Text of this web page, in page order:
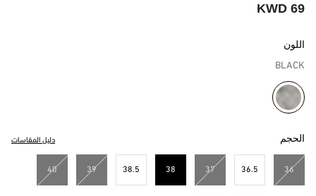
69 KWD
اللون
BLACK
مختار
الحجم دليل المقاسات
36
36.5
37
38
38.5
39
40